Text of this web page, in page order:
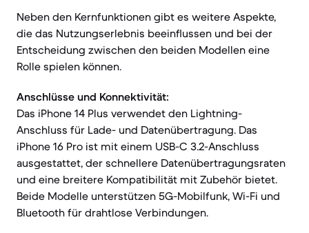
Neben den Kernfunktionen gibt es weitere Aspekte,
die das Nutzungserlebnis beeinflussen und bei der
Entscheidung zwischen den beiden Modellen eine
Rolle spielen können.
Anschlüsse und Konnektivität:
Das iPhone 14 Plus verwendet den Lightning-
Anschluss für Lade- und Datenübertragung. Das
iPhone 16 Pro ist mit einem USB-C 3.2-Anschluss
ausgestattet, der schnellere Datenübertragungsraten
und eine breitere Kompatibilität mit Zubehör bietet.
Beide Modelle unterstützen 5G-Mobilfunk, Wi-Fi und
Bluetooth für drahtlose Verbindungen.